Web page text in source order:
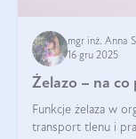
mgr inż. Anna
16 gru 2025
Żelazo – na co
Funkcje żelaza w
transport tlenu i